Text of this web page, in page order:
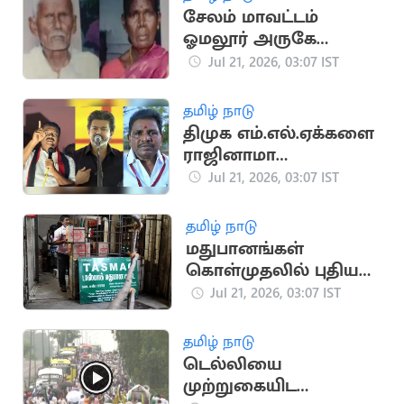
சேலம் மாவட்டம்
ஓமலூர் அருகே
வயதான தம்பதி
Jul 21, 2026, 03:07 IST
தமிழ் நாடு
திமுக எம்.எல்.ஏக்களை
ராஜினாமா
செய்யச்சொல்லி
Jul 21, 2026, 03:07 IST
தமிழ் நாடு
மதுபானங்கள்
கொள்முதலில் புதிய
நடைமுறை - ‘டாஸ்மாக்'
Jul 21, 2026, 03:07 IST
தமிழ் நாடு
டெல்லியை
முற்றுகையிட